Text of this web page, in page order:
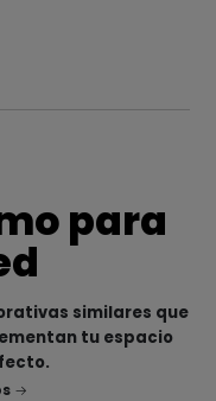
para
similares que
tu espacio